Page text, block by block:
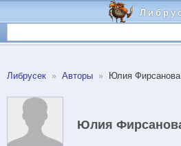
Либрусек Авторы Юлия Фирсанова
Юлия